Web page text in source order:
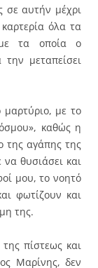
σε αυτήν μέχρι
όλα τα
με τα οποία ο
μεταπείσει
μαρτύριο, με το
καθώς η
της αγάπης της
θυσιάσει και
μου, το νοητό
φωτίζουν και
της.
πίστεως και
Μαρίνης, δεν